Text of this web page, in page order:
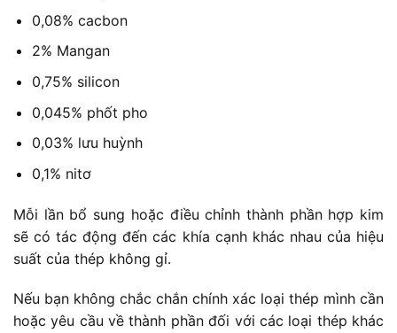
0,08% cacbon
2% Mangan
0,75% silicon
0,045% phốt pho
0,03% lưu huỳnh
0,1% nitơ
Mỗi lần bổ sung hoặc điều chỉnh thành phần hợp kim
sẽ có tác động đến các khía cạnh khác nhau của hiệu
suất của thép không gỉ.
Nếu bạn không chắc chắn chính xác loại thép mình cần
hoặc yêu cầu về thành phần đối với các loại thép khác